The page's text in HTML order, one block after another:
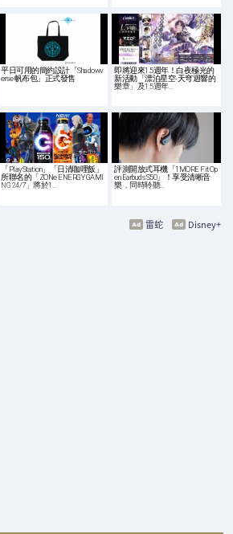
平日可用的簡約設計「Shadowv
erse 帆布包」正式發售
即將迎來1.5週年！白夜極光的
新活動「漂泊星空-天穹迴響的
樂章」及1.5週年…
「PlayStation」「日清咖哩飯」
所聯名的「ZONe ENERGY GAMI
NG 24/7」將於1…
評測開放式耳機「1MORE Fit Op
en Earbuds S50」！享受清晰音
樂，同時聆聽…
Disney+
雷蛇